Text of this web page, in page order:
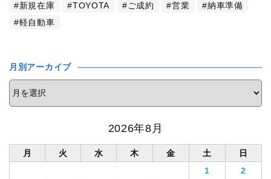
新規在庫
TOYOTA ご成約 営業
納車準備
軽自動車
月別アーカイブ
2026年8月
月 火 水 木 金 土
日
1
2